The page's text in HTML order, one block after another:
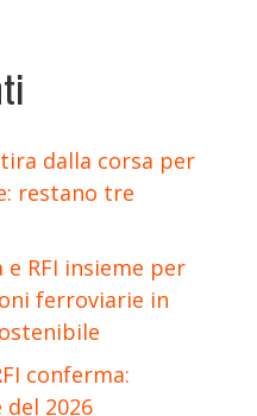
dalla corsa per
restano tre
RFI insieme per
ferroviarie in
conferma:
2026